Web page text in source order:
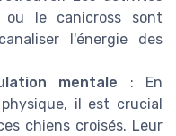
ou le canicross sont
l'énergie des
mentale : En
il est crucial
chiens croisés. Leur